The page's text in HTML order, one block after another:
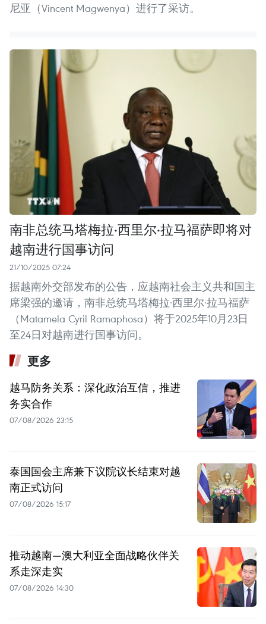
尼亚（Vincent Magwenya）进行了采访。
南非总统马塔梅拉·西里尔·拉马福萨即将对
越南进行国事访问
21/10/2025 07:24
据越南外交部发布的公告，应越南社会主义共和国主
席梁强的邀请，南非总统马塔梅拉·西里尔·拉马福萨
（Matamela Cyril Ramaphosa）将于2025年10月23日
至24日对越南进行国事访问。
更多
越马防务关系：深化政治互信，推进
务实合作
07/08/2026 23:15
泰国国会主席兼下议院议长结束对越
南正式访问
07/08/2026 15:17
推动越南—澳大利亚全面战略伙伴关
系走深走实
07/08/2026 14:30